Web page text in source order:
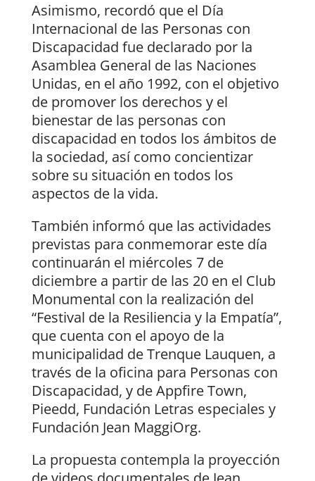
Asimismo, recordó que el Día
Internacional de las Personas con
Discapacidad fue declarado por la
Asamblea General de las Naciones
Unidas, en el año 1992, con el objetivo
de promover los derechos y el
bienestar de las personas con
discapacidad en todos los ámbitos de
la sociedad, así como concientizar
sobre su situación en todos los
aspectos de la vida.
También informó que las actividades
previstas para conmemorar este día
continuarán el miércoles 7 de
diciembre a partir de las 20 en el Club
Monumental con la realización del
“Festival de la Resiliencia y la Empatía”,
que cuenta con el apoyo de la
municipalidad de Trenque Lauquen, a
través de la oficina para Personas con
Discapacidad, y de Appfire Town,
Pieedd, Fundación Letras especiales y
Fundación Jean MaggiOrg.
La propuesta contempla la proyección